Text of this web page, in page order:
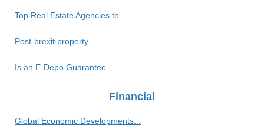
Top Real Estate Agencies to...
Post-brexit property...
Is an E-Depo Guarantee...
Financial
Global Economic Developments...